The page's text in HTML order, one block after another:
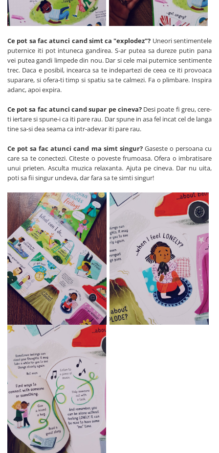
Ce pot sa fac atunci cand simt ca "explodez"? Uneori sentimentele
puternice iti pot intuneca gandirea. S-ar putea sa dureze putin pana
vei putea gandi limpede din nou. Dar si cele mai puternice sentimente
trec. Daca e posibil, incearca sa te indepartezi de ceea ce iti provoaca
suparare, si ofera-ti timp si spatiu sa te calmezi. Fa o plimbare. Inspira
adanc, apoi expira.
Ce pot sa fac atunci cand supar pe cineva? Desi poate fi greu, cere-
ti iertare si spune-i ca iti pare rau. Dar spune in asa fel incat cel de langa
tine sa-si dea seama ca intr-adevar iti pare rau.
Ce pot sa fac atunci cand ma simt singur? Gaseste o persoana cu
care sa te conectezi. Citeste o poveste frumoasa. Ofera o imbratisare
unui prieten. Asculta muzica relaxanta. Ajuta pe cineva. Dar nu uita,
poti sa fii singur undeva, dar fara sa te simti singur!